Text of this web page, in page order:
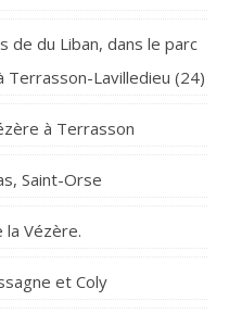
de du Liban, dans le parc
Terrasson-Lavilledieu (24)
à Terrasson
Saint-Orse
la Vézère.
et Coly